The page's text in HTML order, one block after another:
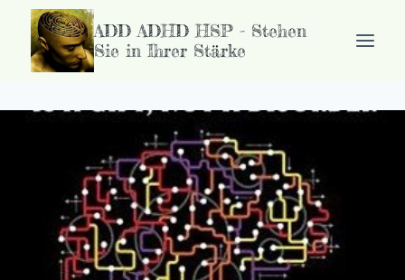
Inhalt
springen
ADD ADHD HSP - Stehen
Sie in Ihrer Stärke